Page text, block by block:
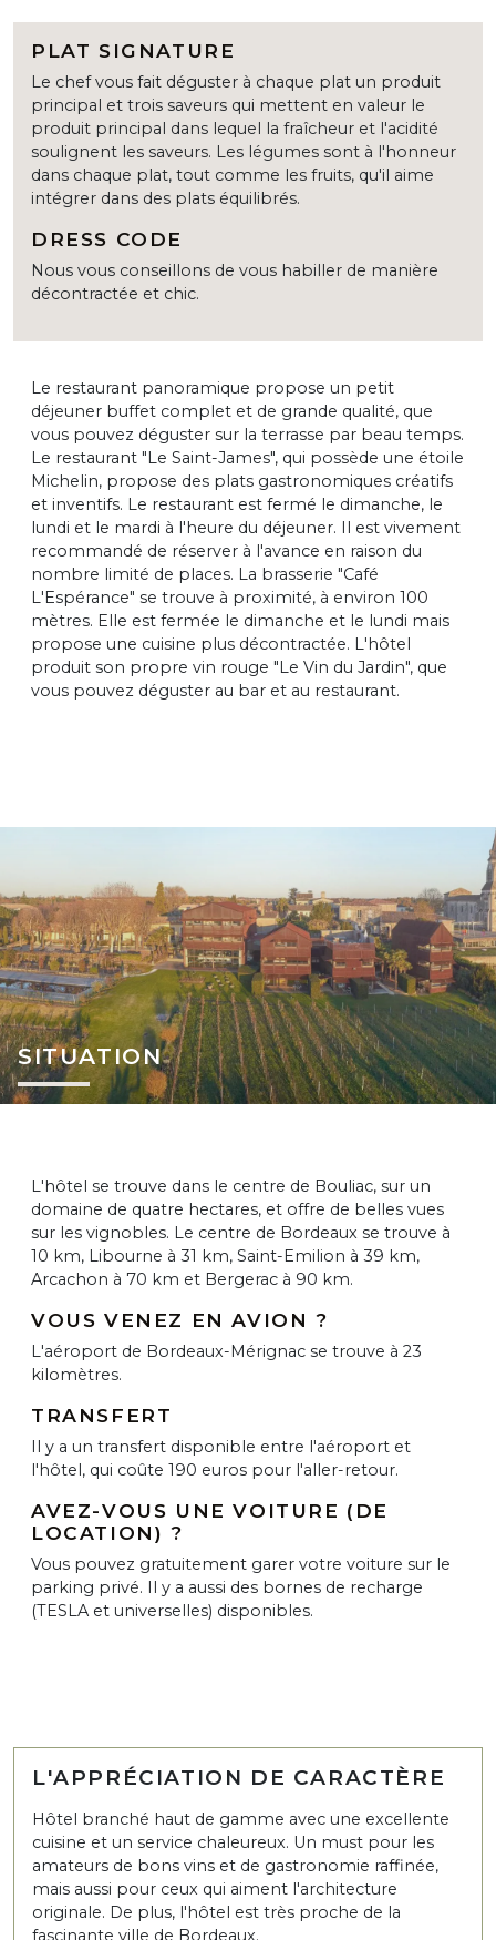
PLAT SIGNATURE
Le chef vous fait déguster à chaque plat un produit
principal et trois saveurs qui mettent en valeur le
produit principal dans lequel la fraîcheur et l'acidité
soulignent les saveurs. Les légumes sont à l'honneur
dans chaque plat, tout comme les fruits, qu'il aime
intégrer dans des plats équilibrés.
DRESS CODE
Nous vous conseillons de vous habiller de manière
décontractée et chic.
Le restaurant panoramique propose un petit
déjeuner buffet complet et de grande qualité, que
vous pouvez déguster sur la terrasse par beau temps.
Le restaurant "Le Saint-James", qui possède une étoile
Michelin, propose des plats gastronomiques créatifs
et inventifs. Le restaurant est fermé le dimanche, le
lundi et le mardi à l'heure du déjeuner. Il est vivement
recommandé de réserver à l'avance en raison du
nombre limité de places. La brasserie "Café
L'Espérance" se trouve à proximité, à environ 100
mètres. Elle est fermée le dimanche et le lundi mais
propose une cuisine plus décontractée. L'hôtel
produit son propre vin rouge "Le Vin du Jardin", que
vous pouvez déguster au bar et au restaurant.
SITUATION
L'hôtel se trouve dans le centre de Bouliac, sur un
domaine de quatre hectares, et offre de belles vues
sur les vignobles. Le centre de Bordeaux se trouve à
10 km, Libourne à 31 km, Saint-Emilion à 39 km,
Arcachon à 70 km et Bergerac à 90 km.
VOUS VENEZ EN AVION ?
L'aéroport de Bordeaux-Mérignac se trouve à 23
kilomètres.
TRANSFERT
Il y a un transfert disponible entre l'aéroport et
l'hôtel, qui coûte 190 euros pour l'aller-retour.
AVEZ-VOUS UNE VOITURE (DE
LOCATION) ?
Vous pouvez gratuitement garer votre voiture sur le
parking privé. Il y a aussi des bornes de recharge
(TESLA et universelles) disponibles.
L'APPRÉCIATION DE CARACTÈRE
Hôtel branché haut de gamme avec une excellente
cuisine et un service chaleureux. Un must pour les
amateurs de bons vins et de gastronomie raffinée,
mais aussi pour ceux qui aiment l'architecture
originale. De plus, l'hôtel est très proche de la
fascinante ville de Bordeaux.